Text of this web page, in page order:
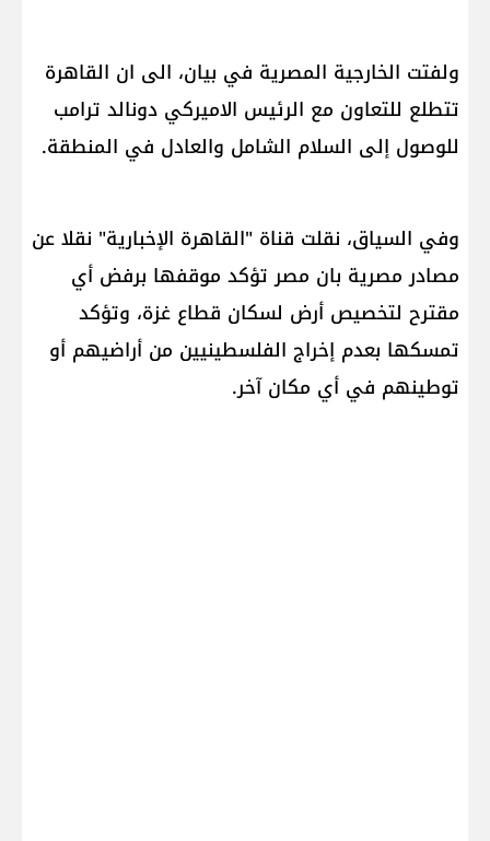
ولفتت الخارجية المصرية في بيان، الى ان القاهرة
تتطلع للتعاون مع الرئيس الاميركي دونالد ترامب
للوصول إلى السلام الشامل والعادل في المنطقة.
وفي السياق، نقلت قناة "القاهرة الإخبارية" نقلا عن
مصادر مصرية بان مصر تؤكد موقفها برفض أي
مقترح لتخصيص أرض لسكان قطاع غزة، وتؤكد
تمسكها بعدم إخراج الفلسطينيين من أراضيهم أو
توطينهم في أي مكان آخر.